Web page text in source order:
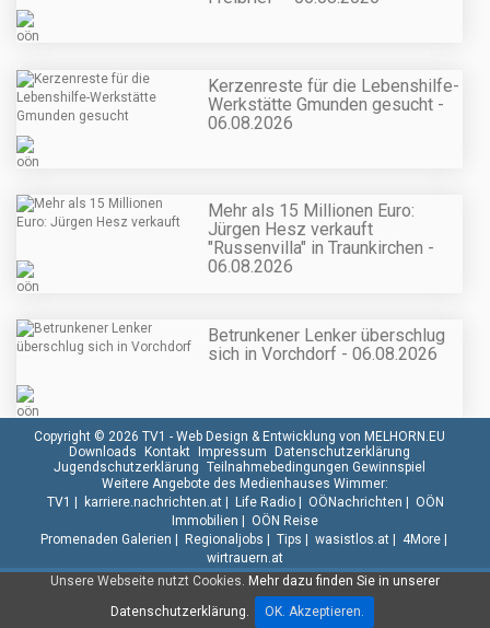
Kerzenreste für die Lebenshilfe-
Werkstätte Gmunden gesucht -
06.08.2026
Mehr als 15 Millionen Euro:
Jürgen Hesz verkauft
"Russenvilla" in Traunkirchen -
06.08.2026
Betrunkener Lenker überschlug
sich in Vorchdorf - 06.08.2026
Unsere Webseite nutzt Cookies. Mehr dazu finden Sie in unserer
Datenschutzerklärung.
OK. Akzeptieren.
Copyright © 2026 TV1 - Web Design & Entwicklung von MELHORN.EU
Downloads
Kontakt Impressum
Datenschutzerklärung
Jugendschutzerklärung Teilnahmebedingungen Gewinnspiel
Weitere Angebote des Medienhauses Wimmer:
TV1
karriere.nachrichten.at| Life Radio| OÖNachrichten
OÖN
Immobilien
OÖN Reise
Promenaden Galerien
Regionaljobs Tips wasistlos.at| 4More|
wirtrauern.at